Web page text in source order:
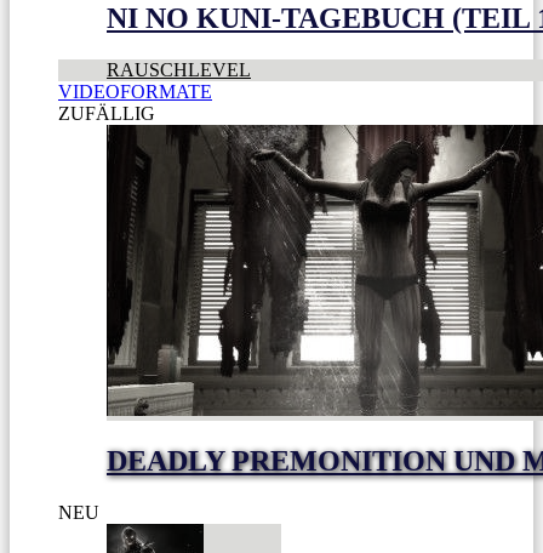
NI NO KUNI-TAGEBUCH (TEIL
RAUSCHLEVEL
VIDEOFORMATE
ZUFÄLLIG
DEADLY PREMONITION UND
NEU